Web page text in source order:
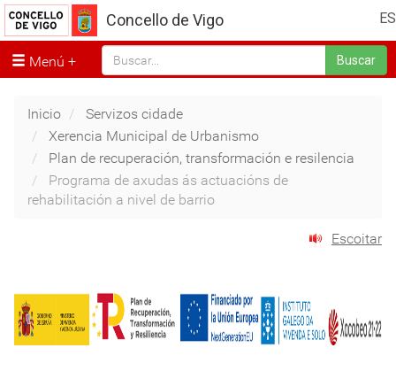
ES
Concello de Vigo
Menú Buscar
Inicio
Servizos cidade
Xerencia Municipal de Urbanismo
Plan de recuperación, transformación e resilencia
Programa de axudas ás actuacións de
rehabilitación a nivel de barrio
Escoitar